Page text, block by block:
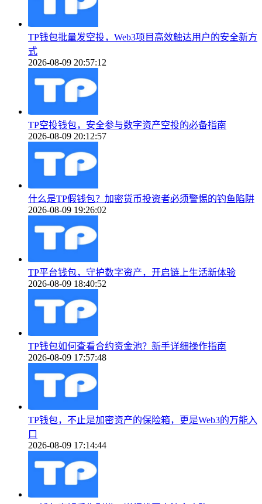
TP钱包批量发空投，Web3项目高效触达用户的安全新方
式
2026-08-09 20:57:12
TP空投钱包，安全参与数字资产空投的必备指南
2026-08-09 20:12:57
什么是TP假钱包？加密货币投资者必须警惕的钓鱼陷阱
2026-08-09 19:26:02
TP平台钱包，守护数字资产，开启链上生活新体验
2026-08-09 18:40:52
TP钱包如何查看合约资金池？新手详细操作指南
2026-08-09 17:57:48
TP钱包，不止是加密资产的保险箱，更是Web3的万能入
口
2026-08-09 17:14:44